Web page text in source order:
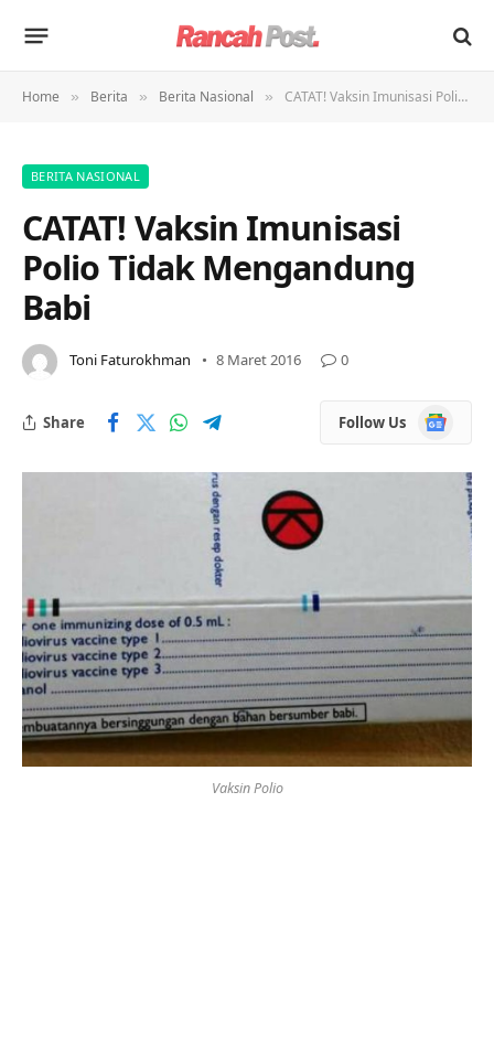
Home » Berita » Berita Nasional » CATAT! Vaksin Imunisasi Polio Tidak Mengandung Babi
BERITA NASIONAL
CATAT! Vaksin Imunisasi
Polio Tidak Mengandung
Babi
Toni Faturokhman 8 Maret 2016 0
Share Follow Us
Google
News
Vaksin Polio